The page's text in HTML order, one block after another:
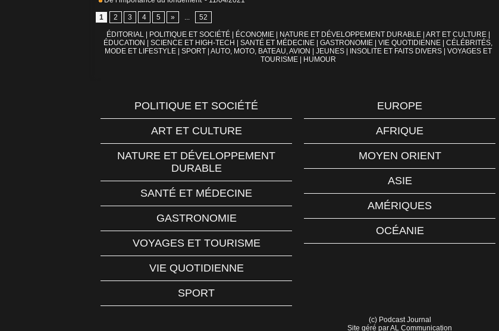
1 2 3 4 5 » ... 52
ÉDITORIAL POLITIQUE ET SOCIÉTÉ ÉCONOMIE NATURE ET DÉVELOPPEMENT DURABLE ART ET CULTURE
ÉDUCATION
SCIENCE ET HIGH-TECH SANTÉ ET MÉDECINE GASTRONOMIE VIE QUOTIDIENNE
CÉLÉBRITÉS,
MODE ET LIFESTYLE
SPORT AUTO, MOTO, BATEAU, AVION JEUNES INSOLITE ET FAITS DIVERS
VOYAGES ET
TOURISME
HUMOUR
POLITIQUE ET SOCIÉTÉ
ART ET CULTURE
NATURE ET DÉVELOPPEMENT
DURABLE
SANTÉ ET MÉDECINE
GASTRONOMIE
VOYAGES ET TOURISME
VIE QUOTIDIENNE
SPORT
EUROPE
AFRIQUE
MOYEN ORIENT
ASIE
AMÉRIQUES
OCÉANIE
(c) Podcast Journal
Site géré par AL Communication